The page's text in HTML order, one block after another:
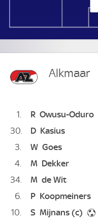
Alkmaar
1 R Owusu-Oduro
30
D Kasius
3
W Goes
4
M Dekker
34
M de Wit
6
P Koopmeiners
10
S Mijnans (c)